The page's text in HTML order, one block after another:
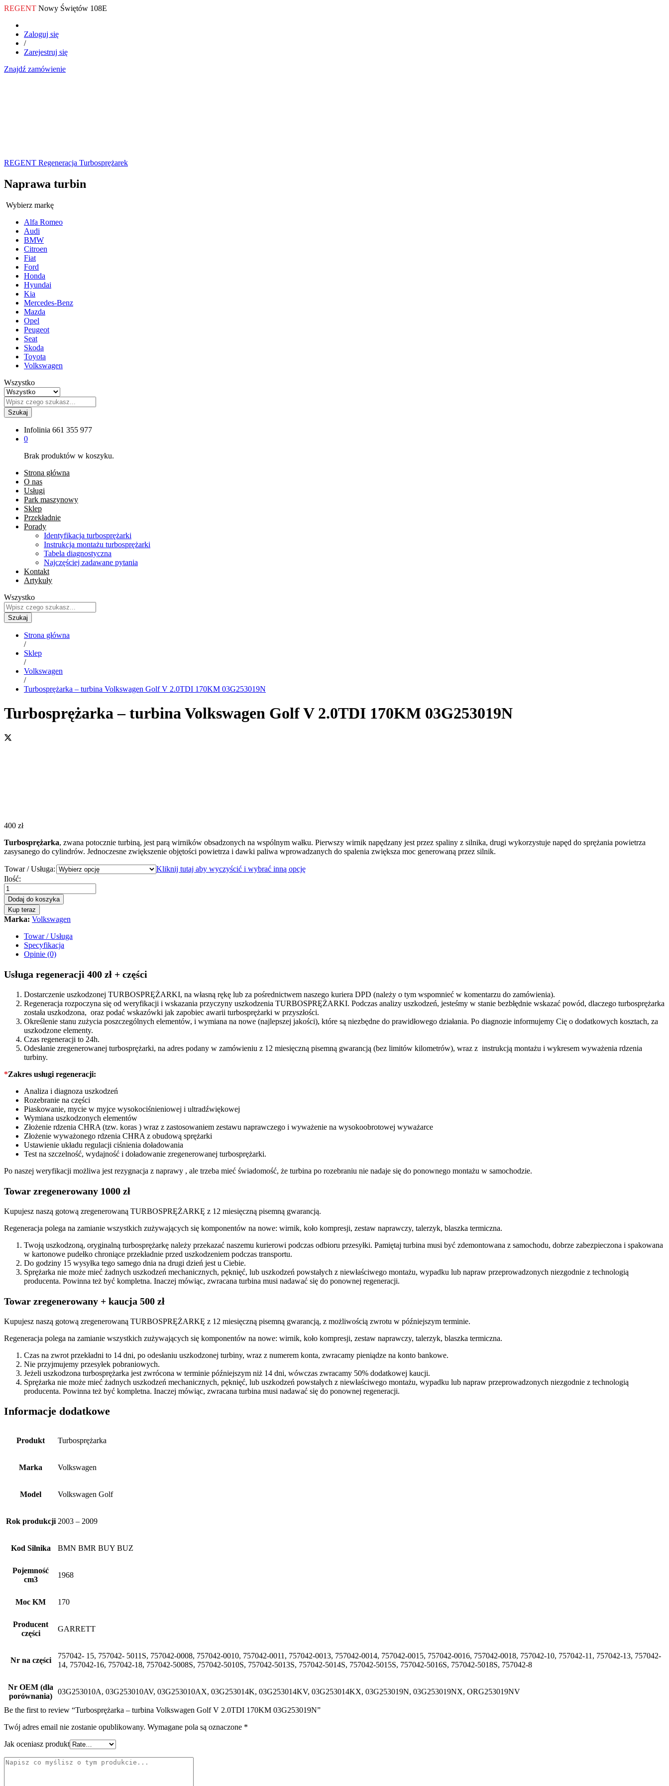
REGENT Nowy Świętów 108E
Zaloguj się
/
Zarejestruj się
Znajdź zamówienie
REGENT Regeneracja Turbosprężarek
Naprawa turbin
Wybierz markę
Alfa Romeo
Audi
BMW
Citroen
Fiat
Ford
Honda
Hyundai
Kia
Mercedes-Benz
Mazda
Opel
Peugeot
Seat
Skoda
Toyota
Volkswagen
Wszystko
Szukaj
Infolinia 661 355 977
0
Brak produktów w koszyku.
Strona główna
O nas
Usługi
Park maszynowy
Sklep
Przekładnie
Porady
Identyfikacja turbosprężarki
Instrukcja montażu turbosprężarki
Tabela diagnostyczna
Najczęściej zadawane pytania
Kontakt
Artykuły
Wszystko
Szukaj
Strona główna
/
Sklep
/
Volkswagen
/
Turbosprężarka – turbina Volkswagen Golf V 2.0TDI 170KM 03G253019N
Turbosprężarka – turbina Volkswagen Golf V 2.0TDI 170KM 03G253019N
400 zł
Turbosprężarka, zwana potocznie turbiną, jest parą wirników obsadzonych na wspólnym wałku. Pierwszy wirnik napędzany jest przez spaliny z silnika, drugi wykorzystuje napęd do sprężania powietrza
zasysanego do cylindrów. Jednoczesne zwiększenie objętości powietrza i dawki paliwa wprowadzanych do spalenia zwiększa moc generowaną przez silnik.
Towar / Usługa:
Kliknij tutaj aby wyczyścić i wybrać inną opcję
Turbosprężarka
turbina
Volkswagen
Golf
V
2.0TDI
170KM
03G253019N
quantity
Ilość:
Dodaj do koszyka
Kup teraz
Marka: Volkswagen
Towar / Usługa
Specyfikacja
Opinie (0)
Usługa regeneracji 400 zł + części
Dostarczenie uszkodzonej TURBOSPRĘŻARKI, na własną rękę lub za pośrednictwem naszego kuriera DPD (należy o tym wspomnieć w komentarzu do zamówienia).
Regeneracja rozpoczyna się od weryfikacji i wskazania przyczyny uszkodzenia TURBOSPRĘŻARKI. Podczas analizy uszkodzeń, jesteśmy w stanie bezbłędnie wskazać powód, dlaczego turbosprężarka
została uszkodzona, oraz podać wskazówki jak zapobiec awarii turbosprężarki w przyszłości.
Określenie stanu zużycia poszczególnych elementów, i wymiana na nowe (najlepszej jakości), które są niezbędne do prawidłowego działania. Po diagnozie informujemy Cię o dodatkowych kosztach, za
uszkodzone elementy.
Czas regeneracji to 24h.
Odesłanie zregenerowanej turbosprężarki, na adres podany w zamówieniu z 12 miesięczną pisemną gwarancją (bez limitów kilometrów), wraz z instrukcją montażu i wykresem wyważenia rdzenia
turbiny.
*Zakres usługi regeneracji:
Analiza i diagnoza uszkodzeń
Rozebranie na części
Piaskowanie, mycie w myjce wysokociśnieniowej i ultradźwiękowej
Wymiana uszkodzonych elementów
Złożenie rdzenia CHRA (tzw. koras ) wraz z zastosowaniem zestawu naprawczego i wyważenie na wysokoobrotowej wyważarce
Złożenie wyważonego rdzenia CHRA z obudową sprężarki
Ustawienie układu regulacji ciśnienia doładowania
Test na szczelność, wydajność i doładowanie zregenerowanej turbosprężarki.
Po naszej weryfikacji możliwa jest rezygnacja z naprawy , ale trzeba mieć świadomość, że turbina po rozebraniu nie nadaje się do ponownego montażu w samochodzie.
Towar zregenerowany 1000 zł
Kupujesz naszą gotową zregenerowaną TURBOSPRĘŻARKĘ z 12 miesięczną pisemną gwarancją.
Regeneracja polega na zamianie wszystkich zużywających się komponentów na nowe: wirnik, koło kompresji, zestaw naprawczy, talerzyk, blaszka termiczna.
Twoją uszkodzoną, oryginalną turbosprężarkę należy przekazać naszemu kurierowi podczas odbioru przesyłki. Pamiętaj turbina musi być zdemontowana z samochodu, dobrze zabezpieczona i spakowana
w kartonowe pudełko chroniące przekładnie przed uszkodzeniem podczas transportu.
Do godziny 15 wysyłka tego samego dnia na drugi dzień jest u Ciebie.
Sprężarka nie może mieć żadnych uszkodzeń mechanicznych, pęknięć, lub uszkodzeń powstałych z niewłaściwego montażu, wypadku lub napraw przeprowadzonych niezgodnie z technologią
producenta. Powinna też być kompletna. Inaczej mówiąc, zwracana turbina musi nadawać się do ponownej regeneracji.
Towar zregenerowany + kaucja 500 zł
Kupujesz naszą gotową zregenerowaną TURBOSPRĘŻARKĘ z 12 miesięczną pisemną gwarancją, z możliwością zwrotu w późniejszym terminie.
Regeneracja polega na zamianie wszystkich zużywających się komponentów na nowe: wirnik, koło kompresji, zestaw naprawczy, talerzyk, blaszka termiczna.
Czas na zwrot przekładni to 14 dni, po odesłaniu uszkodzonej turbiny, wraz z numerem konta, zwracamy pieniądze na konto bankowe.
Nie przyjmujemy przesyłek pobraniowych.
Jeżeli uszkodzona turbosprężarka jest zwrócona w terminie późniejszym niż 14 dni, wówczas zwracamy 50% dodatkowej kaucji.
Sprężarka nie może mieć żadnych uszkodzeń mechanicznych, pęknięć, lub uszkodzeń powstałych z niewłaściwego montażu, wypadku lub napraw przeprowadzonych niezgodnie z technologią
producenta. Powinna też być kompletna. Inaczej mówiąc, zwracana turbina musi nadawać się do ponownej regeneracji.
Informacje dodatkowe
Produkt Turbosprężarka
Marka Volkswagen
Model Volkswagen Golf
Rok produkcji 2003 – 2009
Kod Silnika BMN BMR BUY BUZ
Pojemność
cm3
1968
Moc KM 170
Producent
części
GARRETT
Nr na części
757042- 15, 757042- 5011S, 757042-0008, 757042-0010, 757042-0011, 757042-0013, 757042-0014, 757042-0015, 757042-0016, 757042-0018, 757042-10, 757042-11, 757042-13, 757042-
14, 757042-16, 757042-18, 757042-5008S, 757042-5010S, 757042-5013S, 757042-5014S, 757042-5015S, 757042-5016S, 757042-5018S, 757042-8
Nr OEM (dla
porównania)
03G253010A, 03G253010AV, 03G253010AX, 03G253014K, 03G253014KV, 03G253014KX, 03G253019N, 03G253019NX, ORG253019NV
Be the first to review “Turbosprężarka – turbina Volkswagen Golf V 2.0TDI 170KM 03G253019N”
Twój adres email nie zostanie opublikowany. Wymagane pola są oznaczone *
Jak oceniasz produkt